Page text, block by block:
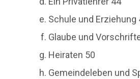
Schule und Erziehung
Glaube und
Heiraten 50
Gemeindeleben und